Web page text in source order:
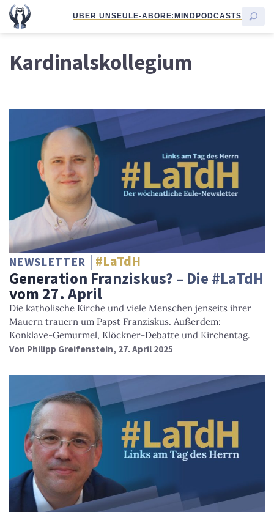
ÜBER UNSEULE-ABORE:MINDPODCASTS
Kardinalskollegium
NEWSLETTER #LaTdH
Generation Franziskus? – Die #LaTdH
vom 27. April
Die katholische Kirche und viele Menschen jenseits ihrer
Mauern trauern um Papst Franziskus. Außerdem:
Konklave-Gemurmel, Klöckner-Debatte und Kirchentag.
Von Philipp Greifenstein, 27. April 2025